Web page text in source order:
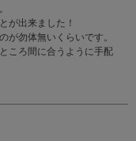
が出来ました！
が勿体無いくらいです。
ころ間に合うように手配